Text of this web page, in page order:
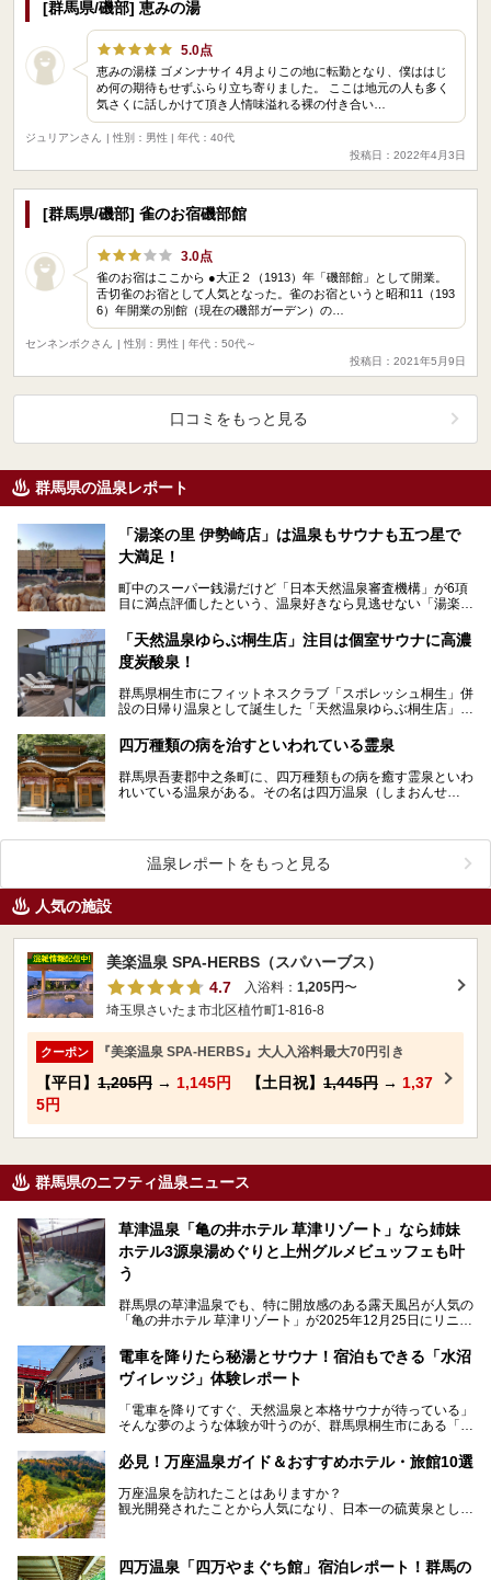
[群馬県/磯部] 恵みの湯
5.0点
恵みの湯様 ゴメンナサイ 4月よりこの地に転勤となり、僕ははじ
め何の期待もせずふらり立ち寄りました。 ここは地元の人も多く
気さくに話しかけて頂き人情味溢れる裸の付き合い…
ジュリアンさん
| 性別：男性 | 年代：40代
投稿日：2022年4月3日
[群馬県/磯部] 雀のお宿磯部館
3.0点
雀のお宿はここから ●大正２（1913）年「磯部館」として開業。
舌切雀のお宿として人気となった。雀のお宿というと昭和11（193
6）年開業の別館（現在の磯部ガーデン）の…
センネンボクさん
| 性別：男性 | 年代：50代～
投稿日：2021年5月9日
口コミをもっと見る
群馬県の温泉レポート
「湯楽の里 伊勢崎店」は温泉もサウナも五つ星で
大満足！
町中のスーパー銭湯だけど「日本天然温泉審査機構」が6項
目に満点評価したという、温泉好きなら見逃せない「湯楽の
「天然温泉ゆらぶ桐生店」注目は個室サウナに高濃
度炭酸泉！
群馬県桐生市にフィットネスクラブ「スポレッシュ桐生」併
設の日帰り温泉として誕生した「天然温泉ゆらぶ桐生店」。
四万種類の病を治すといわれている霊泉
群馬県吾妻郡中之条町に、四万種類もの病を癒す霊泉といわ
れいている温泉がある。その名は四万温泉（しまおんせ
温泉レポートをもっと見る
人気の施設
美楽温泉 SPA-HERBS（スパハーブス）
4.7
入浴料： 1,205円〜
埼玉県さいたま市北区植竹町1-816-8
クーポン 『美楽温泉 SPA-HERBS』大人入浴料最大70円引き
【平日】 1,205円 → 1,145円 【土日祝】 1,445円 → 1,37
5円
群馬県のニフティ温泉ニュース
草津温泉「亀の井ホテル 草津リゾート」なら姉妹
ホテル3源泉湯めぐりと上州グルメビュッフェも叶
う
群馬県の草津温泉でも、特に開放感のある露天風呂が人気の
「亀の井ホテル 草津リゾート」が2025年12月25日にリニュ
ロビーや客室が綺麗になって、上州グルメにこだわったビュ
ッフェも人気！アクセスはシャトルバスで楽々、さらに草津
温泉にある姉妹ホテルの「草津温泉 大東舘」「亀の井ホテ
今回はそんな「亀の井ホテル 草津リゾート」を徹底レポー
───
提供元：アイコニア・ホスピタリティ株式会社【PR】
この記事は亀の井ホテル 草津リゾートのPR記事です。
電車を降りたら秘湯とサウナ！宿泊もできる「水沼
ヴィレッジ」体験レポート
「電車を降りてすぐ、天然温泉と本格サウナが待っている」
そんな夢のような体験が叶うのが、群馬県桐生市にある「駅
日帰り温泉の「水沼の湯」と宿泊もできる「サウナの森」、
２つのエリアがあります。
今回は、その中でも特にユニークな駅直結の「水沼の湯」の
魅力に焦点を当て、温泉好き、サウナー、そして電車旅好き
必見！万座温泉ガイド＆おすすめホテル・旅館10選
万座温泉を訪れたことはありますか？
観光開発されたことから人気になり、日本一の硫黄泉として
も多いかもしれません。
四万温泉「四万やまぐち館」宿泊レポート！群馬の